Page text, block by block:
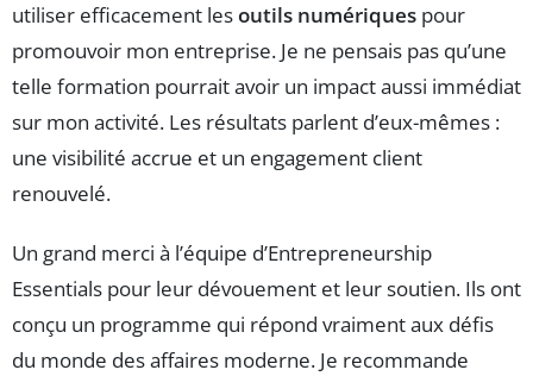
utiliser efficacement lesoutils numériques pour
promouvoir mon entreprise. Je ne pensais pas qu’une
telle formation pourrait avoir un impact aussi immédiat
sur mon activité. Les résultats parlent d’eux-mêmes :
une visibilité accrue et un engagement client
renouvelé.
Un grand merci à l’équipe d’Entrepreneurship
Essentials pour leur dévouement et leur soutien. Ils ont
conçu un programme qui répond vraiment aux défis
du monde des affaires moderne. Je recommande